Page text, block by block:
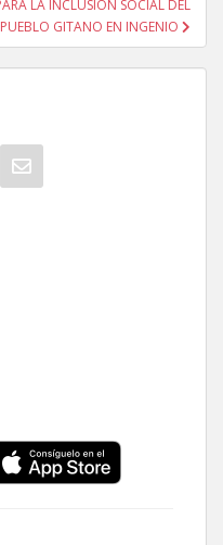
LA INCLUSIÓN SOCIAL DEL
PUEBLO GITANO EN INGENIO